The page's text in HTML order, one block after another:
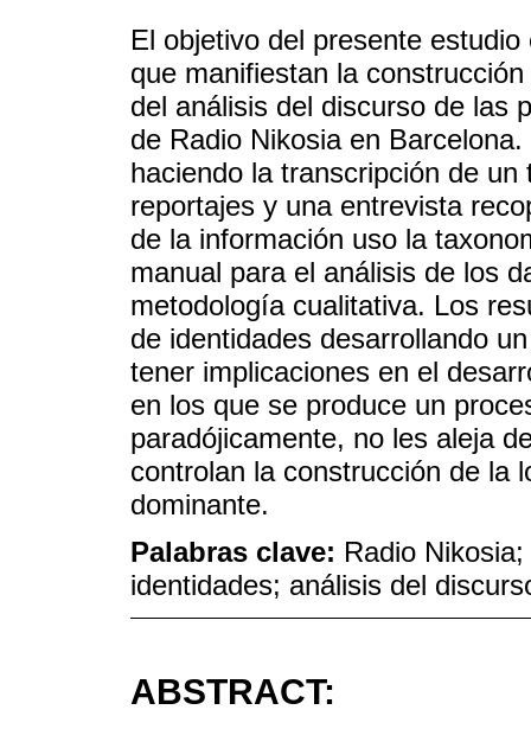
El objetivo del presente
que manifiestan la
del análisis del discurso de las
de Radio Nikosia en
haciendo la transcripción de
reportajes y una entrevista
de la información uso la
manual para el análisis de los
metodología cualitativa. Los
de identidades desarrollando
tener implicaciones en el
en los que se produce un
paradójicamente, no les aleja
controlan la construcción de la
dominante.
Palabras clave: Radio
identidades; análisis del
ABSTRACT: